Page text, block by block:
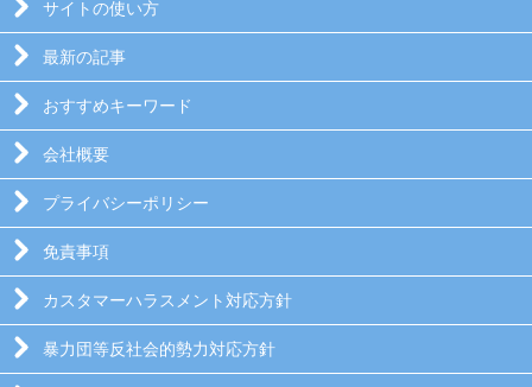
サイトの使い方
最新の記事
おすすめキーワード
会社概要
プライバシーポリシー
免責事項
カスタマーハラスメント対応方針
暴力団等反社会的勢力対応方針